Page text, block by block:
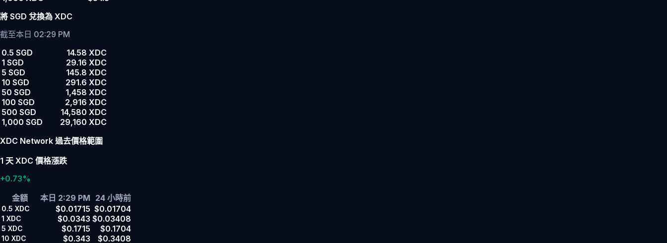
將 SGD 兌換為 XDC
截至本日 02:29 PM
0.5 SGD
14.58 XDC
1 SGD
29.16 XDC
5 SGD
145.8 XDC
10 SGD
291.6 XDC
50 SGD
1,458 XDC
100 SGD
2,916 XDC
500 SGD
14,580 XDC
1,000 SGD
29,160 XDC
XDC Network 過去價格範圍
1 天 XDC 價格漲跌
+0.73%
金額
本日 2:29 PM 24 小時前
0.5 XDC $0.01715 $0.01704
1 XDC $0.0343 $0.03408
5 XDC $0.1715 $0.1704
10 XDC $0.343 $0.3408